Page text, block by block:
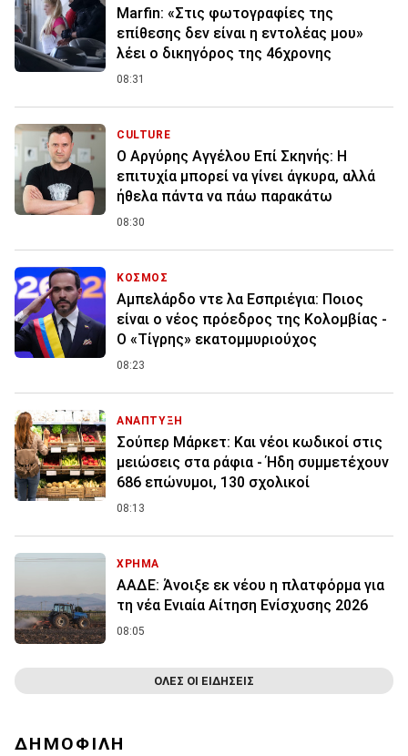
Marfin: «Στις φωτογραφίες της
επίθεσης δεν είναι η εντολέας μου»
λέει ο δικηγόρος της 46χρονης
08:31
CULTURE
Ο Αργύρης Αγγέλου Επί Σκηνής: Η
επιτυχία μπορεί να γίνει άγκυρα, αλλά
ήθελα πάντα να πάω παρακάτω
08:30
ΚΟΣΜΟΣ
Αμπελάρδο ντε λα Εσπριέγια: Ποιος
είναι ο νέος πρόεδρος της Κολομβίας -
Ο «Τίγρης» εκατομμυριούχος
08:23
ΑΝΑΠΤΥΞΗ
Σούπερ Μάρκετ: Και νέοι κωδικοί στις
μειώσεις στα ράφια - Ήδη συμμετέχουν
686 επώνυμοι, 130 σχολικοί
08:13
ΧΡΗΜΑ
ΑΑΔΕ: Άνοιξε εκ νέου η πλατφόρμα για
τη νέα Ενιαία Αίτηση Ενίσχυσης 2026
08:05
ΟΛΕΣ ΟΙ ΕΙΔΗΣΕΙΣ
ΔΗΜΟΦΙΛΗ